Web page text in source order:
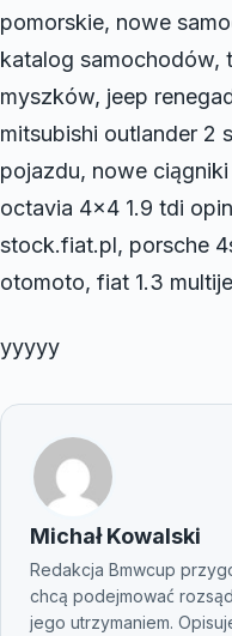
pomorskie, nowe
katalog samochodów,
myszków, jeep
mitsubishi outlander 2
pojazdu, nowe
octavia 4×4 1.9 tdi
stock.fiat.pl, porsche
otomoto, fiat 1.3
yyyyy
Michał Kowalski
Redakcja Bmwcup
chcą podejmować
jego utrzymaniem.